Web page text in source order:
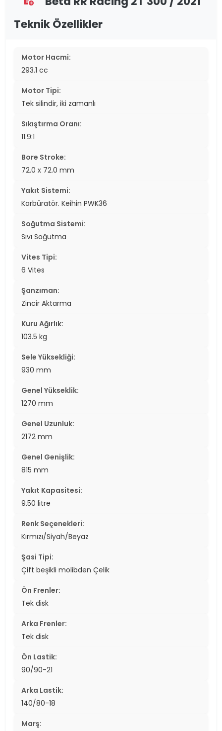
Teknik Özellikler
Motor Hacmi:
293.1 cc
Motor Tipi:
Tek silindir, iki zamanlı
Sıkıştırma Oranı:
11.9:1
Bore Stroke:
72.0 x 72.0 mm
Yakıt Sistemi:
Karbüratör. Keihin PWK36
Soğutma Sistemi:
Sıvı Soğutma
Vites Tipi:
6 Vites
Şanzıman:
Zincir Aktarma
Kuru Ağırlık:
103.5 kg
Sele Yüksekliği:
930 mm
Genel Yükseklik:
1270 mm
Genel Uzunluk:
2172 mm
Genel Genişlik:
815 mm
Yakıt Kapasitesi:
9.50 litre
Renk Seçenekleri:
Kırmızı/Siyah/Beyaz
Şasi Tipi:
Çift beşikli molibden Çelik
Ön Frenler:
Tek disk
Arka Frenler:
Tek disk
Ön Lastik:
90/90-21
Arka Lastik:
140/80-18
Marş: